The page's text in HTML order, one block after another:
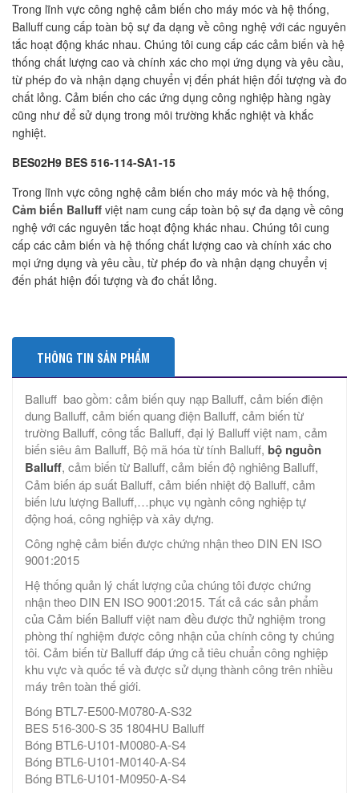
Trong lĩnh vực công nghệ cảm biến cho máy móc và hệ thống,
Balluff cung cấp toàn bộ sự đa dạng về công nghệ với các nguyên
tắc hoạt động khác nhau. Chúng tôi cung cấp các cảm biến và hệ
thống chất lượng cao và chính xác cho mọi ứng dụng và yêu cầu,
từ phép đo và nhận dạng chuyển vị đến phát hiện đối tượng và đo
chất lỏng. Cảm biến cho các ứng dụng công nghiệp hàng ngày
cũng như để sử dụng trong môi trường khắc nghiệt và khắc
nghiệt.
BES02H9 BES 516-114-SA1-15
Trong lĩnh vực công nghệ cảm biến cho máy móc và hệ thống,
Cảm biến Balluff việt nam cung cấp toàn bộ sự đa dạng về công
nghệ với các nguyên tắc hoạt động khác nhau. Chúng tôi cung
cấp các cảm biến và hệ thống chất lượng cao và chính xác cho
mọi ứng dụng và yêu cầu, từ phép đo và nhận dạng chuyển vị
đến phát hiện đối tượng và đo chất lỏng.
THÔNG TIN SẢN PHẨM
Balluff bao gồm: cảm biến quy nạp Balluff, cảm biến điện
dung Balluff, cảm biến quang điện Balluff, cảm biến từ
trường Balluff, công tắc Balluff, đại lý Balluff việt nam, cảm
biến siêu âm Balluff, Bộ mã hóa từ tính Balluff, bộ nguồn
Balluff, cảm biến từ Balluff, cảm biến độ nghiêng Balluff,
Cảm biến áp suất Balluff, cảm biến nhiệt độ Balluff, cảm
biến lưu lượng Balluff,…phục vụ ngành công nghiệp tự
động hoá, công nghiệp và xây dựng.
Công nghệ cảm biến được chứng nhận theo DIN EN ISO
9001:2015
Hệ thống quản lý chất lượng của chúng tôi được chứng
nhận theo DIN EN ISO 9001:2015. Tất cả các sản phẩm
của Cảm biến Balluff việt nam đều được thử nghiệm trong
phòng thí nghiệm được công nhận của chính công ty chúng
tôi. Cảm biến từ Balluff đáp ứng cả tiêu chuẩn công nghiệp
khu vực và quốc tế và được sử dụng thành công trên nhiều
máy trên toàn thế giới.
Bóng BTL7-E500-M0780-A-S32
BES 516-300-S 35 1804HU Balluff
Bóng BTL6-U101-M0080-A-S4
Bóng BTL6-U101-M0140-A-S4
Bóng BTL6-U101-M0950-A-S4